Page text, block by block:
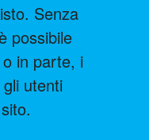
Senza
possibile
in parte, i
utenti